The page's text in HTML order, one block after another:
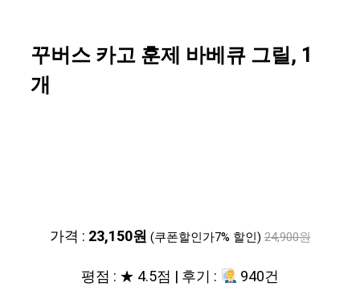
꾸버스 카고 훈제 바베큐 그릴, 1
개
가격 : 23,150원 (쿠폰할인가7% 할인) 24,900원
평점 : ★ 4.5점 | 후기 : 940건